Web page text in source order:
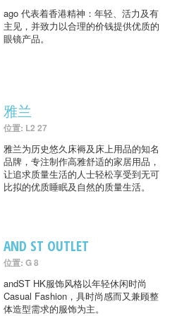
ago 代表着香港精神：年轻、活力及有
主见，并致力以合理的价钱提供优质的
眼镜产品。
雅兰
位置: L2 27
雅兰为历史悠久床褥及床上用品的知名
品牌，专注制作高雅舒适的家居用品，
让追求质量生活的人士轻松享受到无可
比拟的优质睡眠及自然的质量生活。
AND ST OUTLET
位置: G 8
andST HK服饰风格以年轻休闲时尚
Casual Fashion，具时尚感而又兼顾整
体造型需求的服饰为主。